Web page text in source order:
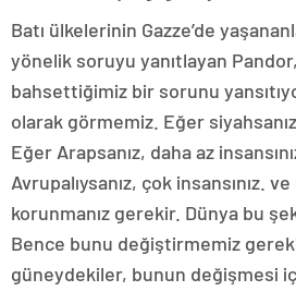
Batı ülkelerinin Gazze’de
yönelik soruyu yanıtlayan Pandor,
bahsettiğimiz bir sorunu
olarak görmemiz. Eğer
Eğer Arapsanız, daha az
Avrupalıysanız, çok insansınız.
korunmanız gerekir. Dünya bu
Bence bunu değiştirmemiz
güneydekiler, bunun değişmesi